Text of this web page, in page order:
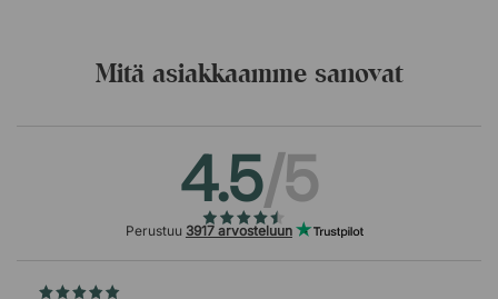
Mitä asiakkaamme sanovat
4.5/5
Perustuu 3917 arvosteluun